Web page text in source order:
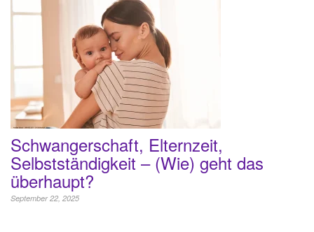
Schwangerschaft, Elternzeit,
Selbstständigkeit – (Wie) geht das
überhaupt?
September 22, 2025